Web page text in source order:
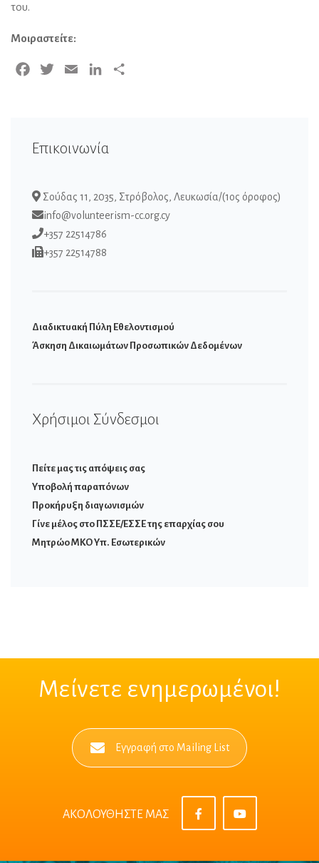
του.
Μοιραστείτε:
Facebook
Twitter Email LinkedIn
Επικοινωνία
Σούδας 11, 2035, Στρόβολος, Λευκωσία/(1ος όροφος)
info@volunteerism-cc.org.cy
+357 22514786
+357 22514788
Διαδικτυακή Πύλη Εθελοντισμού
Άσκηση Δικαιωμάτων Προσωπικών Δεδομένων
Χρήσιμοι Σύνδεσμοι
Πείτε μας τις απόψεις σας
Υποβολή παραπόνων
Προκήρυξη διαγωνισμών
Γίνε μέλος στο ΠΣΣΕ/ΕΣΣΕ της επαρχίας σου
Μητρώο ΜΚΟ Υπ. Εσωτερικών
Μείνετε ενημερωμένοι!
Εγγραφή στο Mailing List
ΑΚΟΛΟΥΘΗΣΤΕ ΜΑΣ